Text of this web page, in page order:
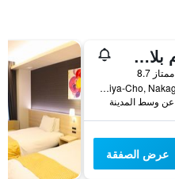
فندق ام بلاس شيجاو أوميا
ممتاز 8.7
114, Nishikiomiya-Cho, Nakagyo-ku, كيوتو, اليابان
عرض الصفقة